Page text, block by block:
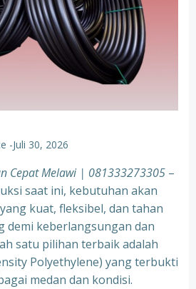
-Juli 30, 2026
Cepat Melawi | 081333273305 –
saat ini, kebutuhan akan
kuat, fleksibel, dan tahan
demi keberlangsungan dan
satu pilihan terbaik adalah
Polyethylene) yang terbukti
medan dan kondisi.